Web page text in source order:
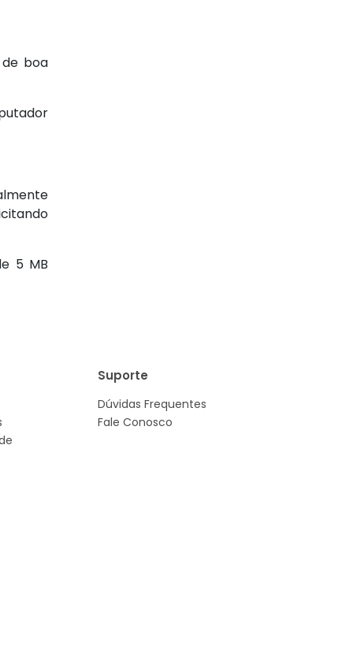
boa
5 MB
Suporte
Dúvidas Frequentes
Fale Conosco